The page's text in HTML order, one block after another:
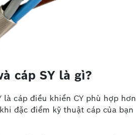
cáp SY là gì?
cáp điều khiển CY phù hợp hơn
đặc điểm kỹ thuật cáp của bạn